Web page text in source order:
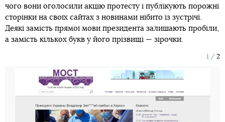
чого вони оголосили акцію протесту і публікують порожні
сторінки на своїх сайтах з новинами нібито із зустрічі.
Деякі замість прямої мови президента залишають пробіли,
а замість кількох букв у його прізвищі — зірочки.
1 2